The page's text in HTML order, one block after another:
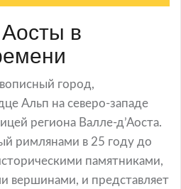
в
город,
Альп на северо-западе
региона Валле-д’Аоста.
римлянами в 25 году до
памятниками,
вершинами, и представляет